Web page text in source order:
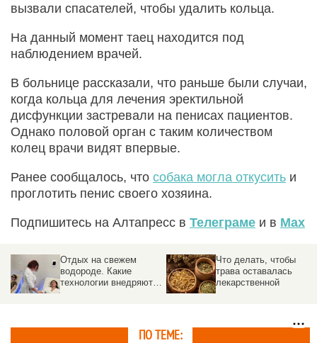
вызвали спасателей, чтобы удалить кольца.
На данный момент таец находится под
наблюдением врачей.
В больнице рассказали, что раньше были случаи,
когда кольца для лечения эректильной
дисфункции застревали на пенисах пациентов.
Однако половой орган с таким количеством
колец врачи видят впервые.
Ранее сообщалось, что собака могла откусить и
проглотить пенис своего хозяина.
Подпишитесь на Алтапресс в Телеграме и в Max
Отдых на свежем
водороде. Какие
технологии внедряют в
Что делать, чтобы
трава оставалась
лекарственной
ПО ТЕМЕ: